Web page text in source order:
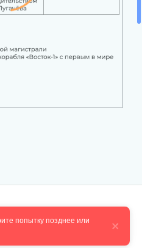
попытку позднее или